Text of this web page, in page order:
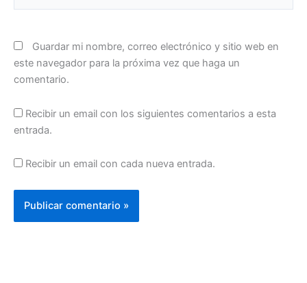
Guardar mi nombre, correo electrónico y sitio web en
este navegador para la próxima vez que haga un
comentario.
Recibir un email con los siguientes comentarios a esta
entrada.
Recibir un email con cada nueva entrada.